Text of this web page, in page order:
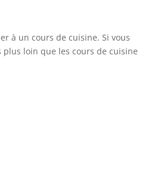
à un cours de cuisine. Si vous
loin que les cours de cuisine